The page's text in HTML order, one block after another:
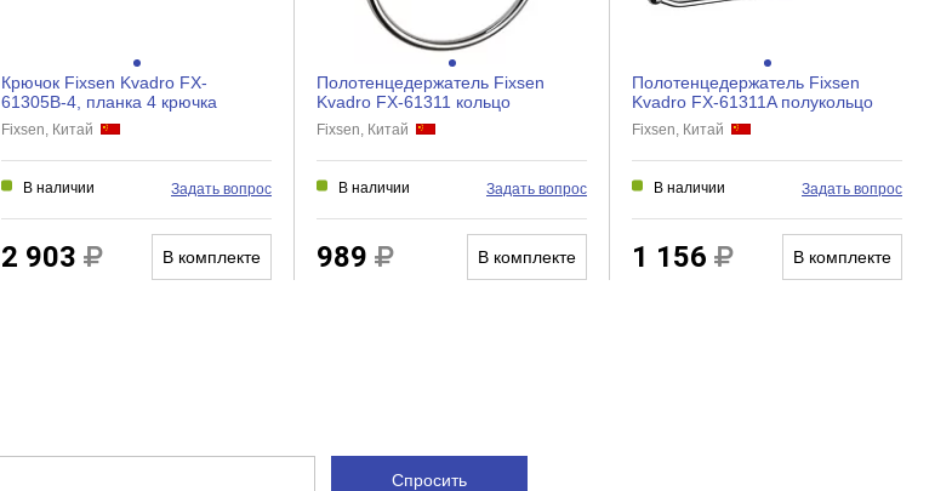
Крючок Fixsen Kvadro FX-
61305B-4, планка 4 крючка
Fixsen, Китай
В наличии Задать вопрос
2 903 В комплекте
Полотенцедержатель Fixsen
Kvadro FX-61311 кольцо
Fixsen, Китай
В наличии Задать вопрос
989 В комплекте
Полотенцедержатель Fixsen
Kvadro FX-61311A полукольцо
Fixsen, Китай
В наличии Задать вопрос
1 156 В комплекте
Спросить